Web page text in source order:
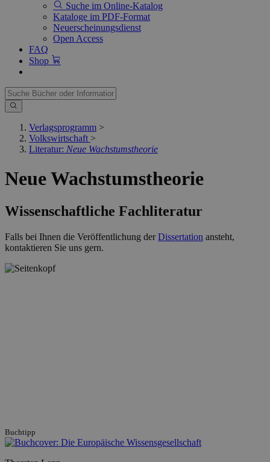
Suche im Online-Katalog
Kataloge im PDF-Format
Neuerscheinungsdienst
Open Access
FAQ
Shop
Verlagsprogramm >
Volkswirtschaft >
Literatur: Neue Wachstumstheorie
Neue Wachstumstheorie
Wissenschaftliche Fachliteratur
Falls bei Ihnen die Veröffentlichung derDissertation ansteht,
kontaktieren Sie uns gern.
Buchtipp